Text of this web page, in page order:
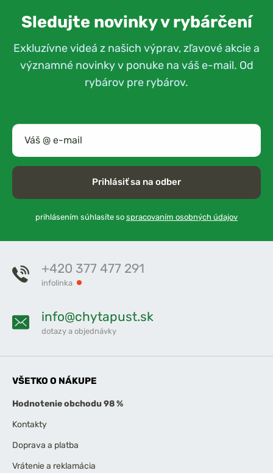
Sledujte novinky v rybárčení
Exkluzívne videá z našich výprav, zľavové akcie a
významné novinky v ponuke na váš e-mail. Od
rybárov pre rybárov.
Prihlásiť sa na odber
prihlásením súhlasíte so spracovaním osobných údajov
+420 377 477 291
infolinka
info@chytapust.sk
dotazy a objednávky
VŠETKO O NÁKUPE
Hodnotenie obchodu 98 %
Kontakty
Doprava a platba
Vrátenie a reklamácia